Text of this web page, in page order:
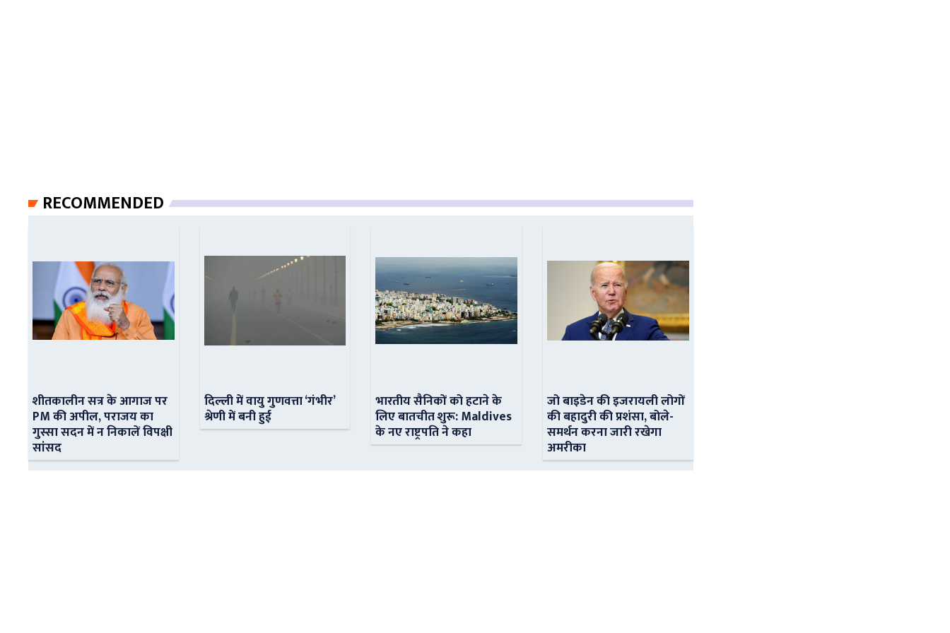
RECOMMENDED
शीतकालीन सत्र के आगाज पर
PM की अपील, पराजय का
गुस्सा सदन में न निकालें विपक्षी
सांसद
दिल्ली में वायु गुणवत्ता ‘गंभीर’
श्रेणी में बनी हुई
भारतीय सैनिकों को हटाने के
लिए बातचीत शुरू: Maldives
के नए राष्ट्रपति ने कहा
जो बाइडेन की इजरायली लोगों
की बहादुरी की प्रशंसा, बोले-
समर्थन करना जारी रखेगा
अमरीका